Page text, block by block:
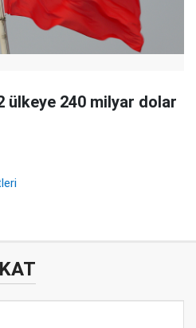
ülkeye 240 milyar dolar